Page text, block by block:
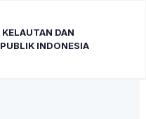
DAN
INDONESIA